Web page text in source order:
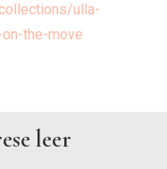
ulla-
the-move
leer